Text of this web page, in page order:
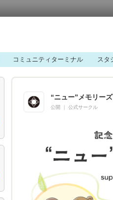
コミュニティターミナル スタ
“ニュー”メモリー
公開 公式サークル